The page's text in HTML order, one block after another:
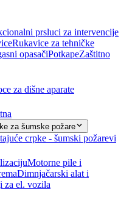
prsluci za intervencije
Rukavice za tehničke
opasačiPotkapeZaštitno
za dišne aparate
za šumske požare
crpke - šumski požarevi
Motorne pile i
Dimnjačarski alat i
za el. vozila